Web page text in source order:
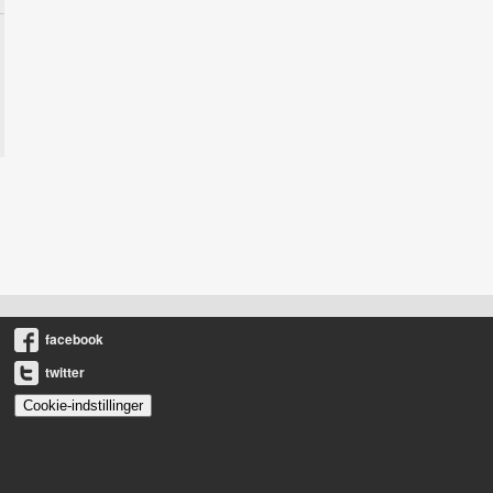
facebook
twitter
Cookie-indstillinger